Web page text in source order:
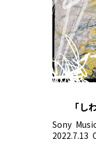
「し
Sony
2022.7.13